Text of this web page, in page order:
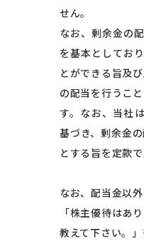
せん。
なお、剰余金の
を基本としてお
とができる旨及
の配当を行うこ
す。なお、当社
基づき、剰余金
とする旨を定款
なお、配当金以
「株主優待はあ
教えて下さい。」